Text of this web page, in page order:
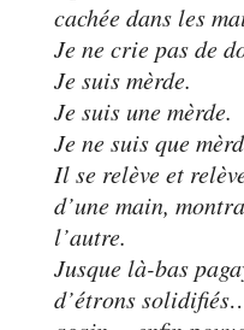
cachée dans les
Je ne crie pas de
Je suis mèrde.
Je suis une mèrde.
Je ne suis que
Il se relève et
d’une main,
l’autre.
Jusque là-bas
d’étrons